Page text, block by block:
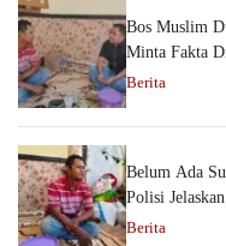
Bos Muslim
Minta Fakta
Berita
Belum Ada
Polisi
Berita